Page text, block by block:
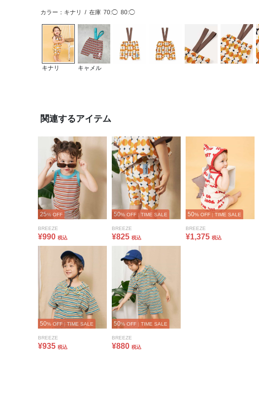
カラー：キナリ / 在庫 70:◯ 80:◯
キナリ キャメル
関連するアイテム
25% OFF
BREEZE
¥990 税込
50% OFF | TIME SALE
BREEZE
¥825 税込
50% OFF | TIME SALE
BREEZE
¥1,375 税込
50% OFF | TIME SALE
BREEZE
¥935 税込
50% OFF | TIME SALE
BREEZE
¥880 税込